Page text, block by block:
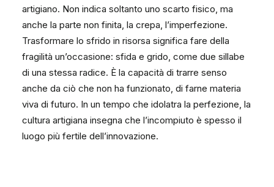
artigiano. Non indica soltanto uno scarto fisico, ma
anche la parte non finita, la crepa, l’imperfezione.
Trasformare lo sfrido in risorsa significa fare della
fragilità un’occasione: sfida e grido, come due sillabe
di una stessa radice. È la capacità di trarre senso
anche da ciò che non ha funzionato, di farne materia
viva di futuro. In un tempo che idolatra la perfezione, la
cultura artigiana insegna che l’incompiuto è spesso il
luogo più fertile dell’innovazione.